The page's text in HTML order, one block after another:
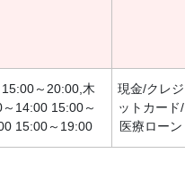
～20:00,木
～14:00 15:00～
15:00～19:00
現金/クレジ
ットカード/
医療ローン